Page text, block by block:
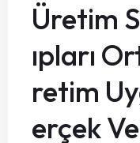
Üretim
ıpları
retim
erçek